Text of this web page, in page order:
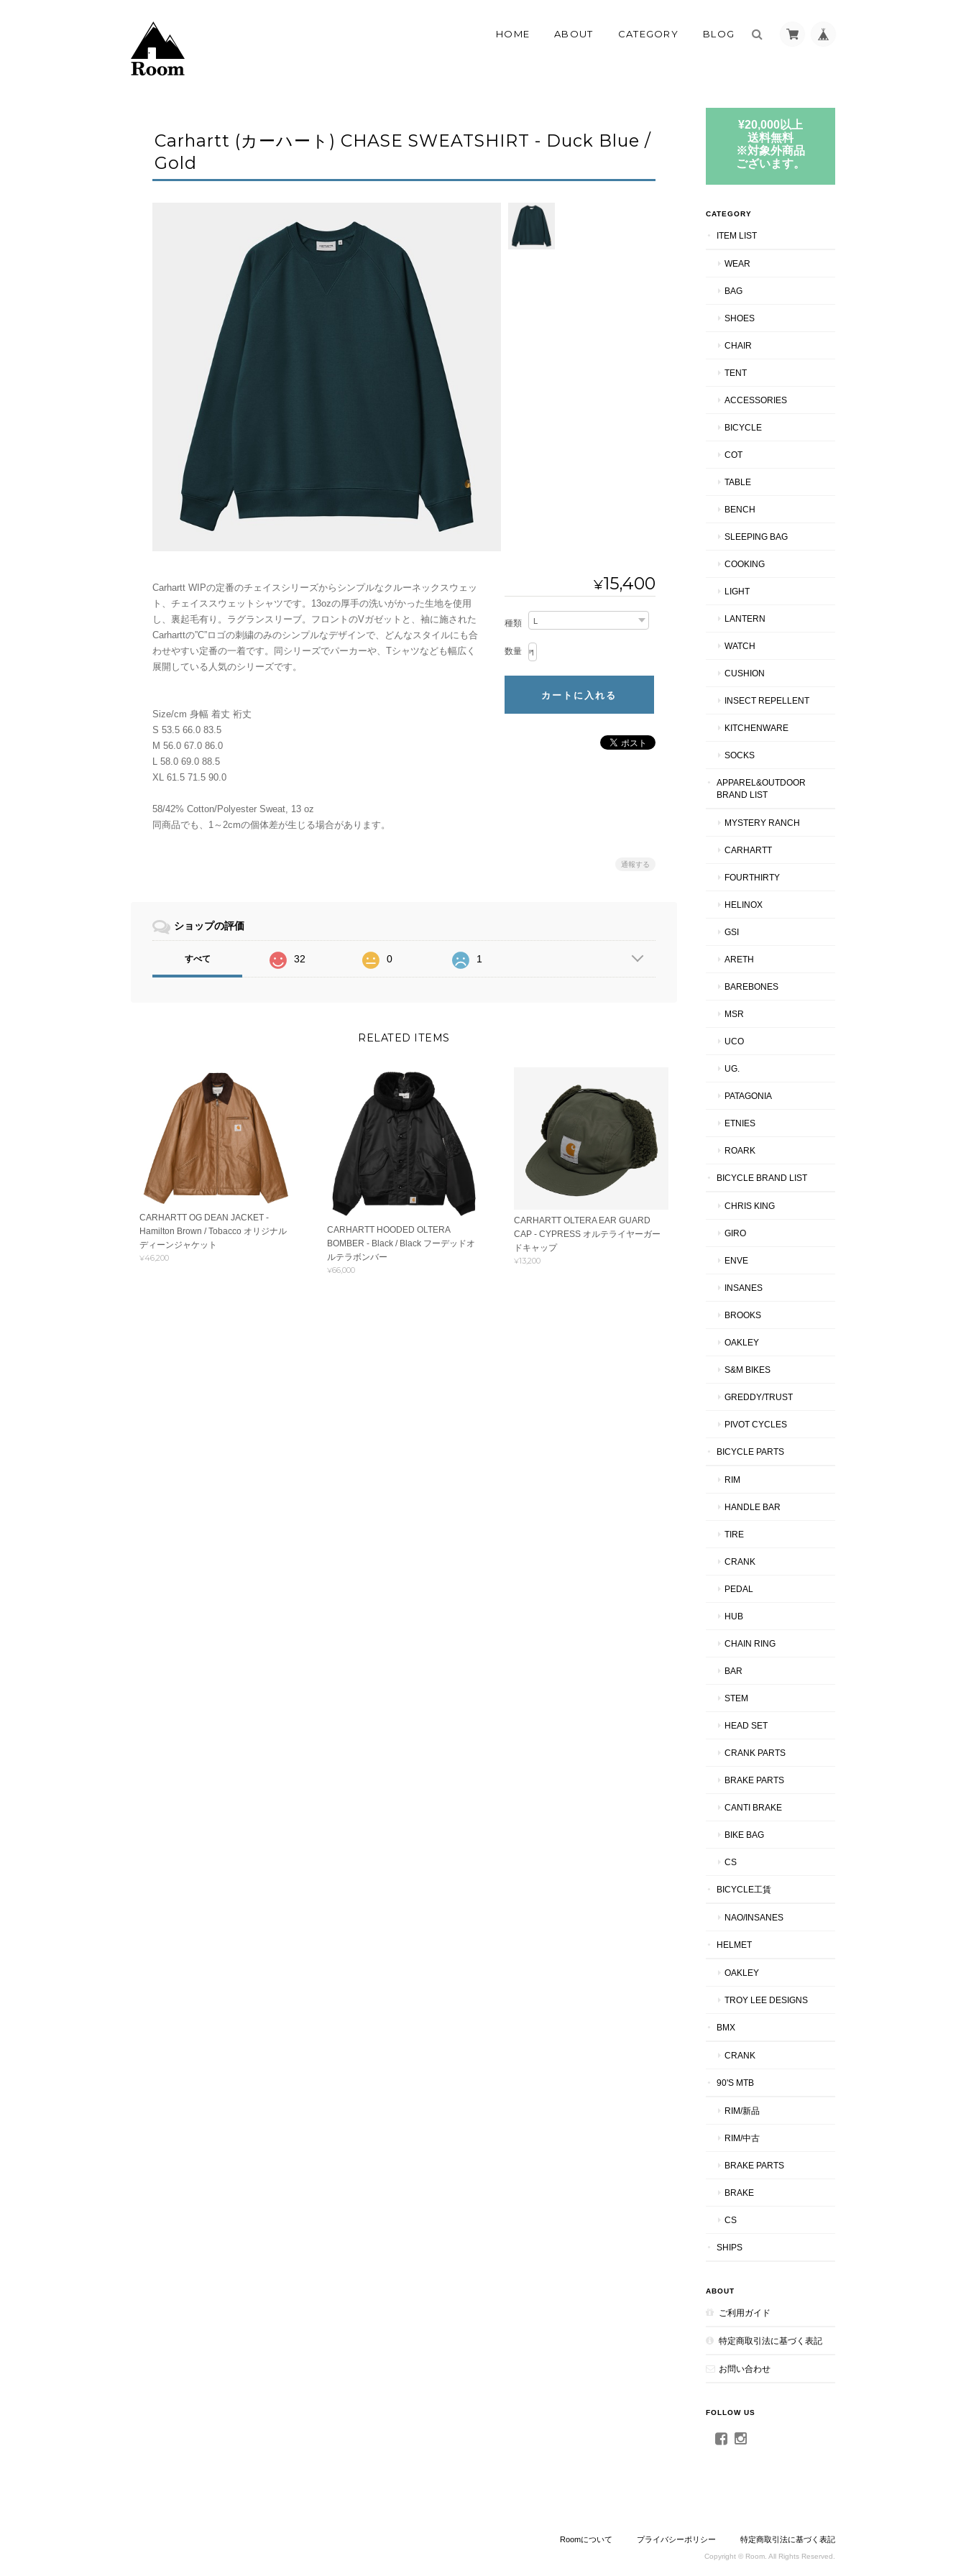
HOME ABOUT CATEGORY BLOG
Carhartt (カーハート) CHASE SWEATSHIRT - Duck Blue /
Gold
Carhartt WIPの定番のチェイスシリーズからシンプルなクルーネックスウェッ
ト、チェイススウェットシャツです。13ozの厚手の洗いがかった生地を使用
し、裏起毛有り。ラグランスリーブ。フロントのVガゼットと、袖に施された
Carharttの”C”ロゴの刺繍のみのシンプルなデザインで、どんなスタイルにも合
わせやすい定番の一着です。同シリーズでパーカーや、Tシャツなども幅広く
展開している人気のシリーズです。
Size/cm 身幅 着丈 裄丈
S 53.5 66.0 83.5
M 56.0 67.0 86.0
L 58.0 69.0 88.5
XL 61.5 71.5 90.0
58/42% Cotton/Polyester Sweat, 13 oz
同商品でも、1～2cmの個体差が生じる場合があります。
¥15,400
種類
数量
通報する
ショップの評価
すべて 32 0 1
RELATED ITEMS
CARHARTT OG DEAN JACKET -
Hamilton Brown / Tobacco オリジナル
ディーンジャケット
¥46,200
CARHARTT HOODED OLTERA
BOMBER - Black / Black フーデッドオ
ルテラボンバー
¥66,000
CARHARTT OLTERA EAR GUARD
CAP - CYPRESS オルテライヤーガー
ドキャップ
¥13,200
¥20,000以上
送料無料
※対象外商品
ございます。
CATEGORY
ITEM LIST
WEAR
BAG
SHOES
CHAIR
TENT
ACCESSORIES
BICYCLE
COT
TABLE
BENCH
SLEEPING BAG
COOKING
LIGHT
LANTERN
WATCH
CUSHION
INSECT REPELLENT
KITCHENWARE
SOCKS
APPAREL&OUTDOOR
BRAND LIST
MYSTERY RANCH
CARHARTT
FOURTHIRTY
HELINOX
GSI
ARETH
BAREBONES
MSR
UCO
UG.
PATAGONIA
ETNIES
ROARK
BICYCLE BRAND LIST
CHRIS KING
GIRO
ENVE
INSANES
BROOKS
OAKLEY
S&M BIKES
GREDDY/TRUST
PIVOT CYCLES
BICYCLE PARTS
RIM
HANDLE BAR
TIRE
CRANK
PEDAL
HUB
CHAIN RING
BAR
STEM
HEAD SET
CRANK PARTS
BRAKE PARTS
CANTI BRAKE
BIKE BAG
CS
BICYCLE工賃
NAO/INSANES
HELMET
OAKLEY
TROY LEE DESIGNS
BMX
CRANK
90'S MTB
RIM/新品
RIM/中古
BRAKE PARTS
BRAKE
CS
SHIPS
ABOUT
ご利用ガイド
特定商取引法に基づく表記
お問い合わせ
FOLLOW US
Roomについて プライバシーポリシー 特定商取引法に基づく表記
Copyright © Room. All Rights Reserved.